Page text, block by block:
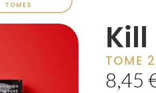
TOMES
TOME 2
8,45